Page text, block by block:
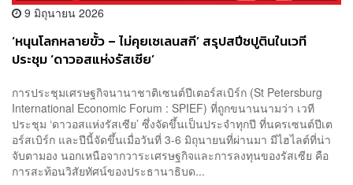
9 มิถุนายน 2026
‘หนุนโลกหลายขั้ว – ไม่คุยเซเลนสกี’ สรุปสปีชปูตินในเวที
ประชุม ‘ดาวอสแห่งรัสเซีย’
การประชุมเศรษฐกิจนานาชาติเซนต์ปีเตอร์สเบิร์ก (St Petersburg
International Economic Forum : SPIEF) ที่ถูกขนานนามว่า เวที
ประชุม ‘ดาวอสแห่งรัสเซีย’ ซึ่งจัดขึ้นเป็นประจำทุกปี ที่นครเซนต์ปีเต
อร์สเบิร์ก และปีนี้จัดขึ้นเมื่อวันที่ 3-6 มิถุนายนที่ผ่านมา มีไฮไลต์ที่น่า
จับตามอง นอกเหนือจากวาระเศรษฐกิจและการลงทุนของรัสเซีย คือ
การสะท้อนวิสัยทัศน์ของประธานาธิบด...